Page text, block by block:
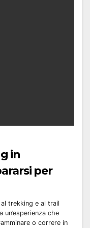
in
per
trekking e al trail
che
o correre in